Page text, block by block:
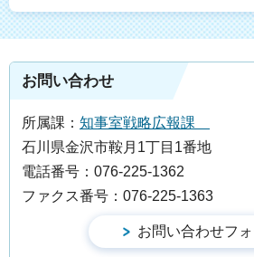
お問い合わせ
所属課： 知事室戦略広報課
石川県金沢市鞍月1丁目1番地
電話番号：076-225-1362
ファクス番号：076-225-1363